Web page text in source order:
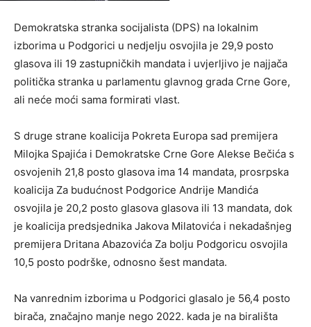
Demokratska stranka socijalista (DPS) na lokalnim
izborima u Podgorici u nedjelju osvojila je 29,9 posto
glasova ili 19 zastupničkih mandata i uvjerljivo je najjača
politička stranka u parlamentu glavnog grada Crne Gore,
ali neće moći sama formirati vlast.
S druge strane koalicija Pokreta Europa sad premijera
Milojka Spajića i Demokratske Crne Gore Alekse Bečića s
osvojenih 21,8 posto glasova ima 14 mandata, prosrpska
koalicija Za budućnost Podgorice Andrije Mandića
osvojila je 20,2 posto glasova glasova ili 13 mandata, dok
je koalicija predsjednika Jakova Milatovića i nekadašnjeg
premijera Dritana Abazovića Za bolju Podgoricu osvojila
10,5 posto podrške, odnosno šest mandata.
Na vanrednim izborima u Podgorici glasalo je 56,4 posto
birača, značajno manje nego 2022. kada je na birališta